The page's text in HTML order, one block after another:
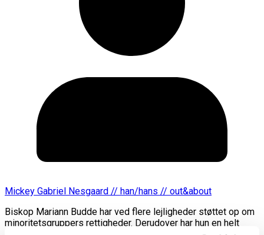
Mickey Gabriel Nesgaard // han/hans // out&about
Biskop Mariann Budde har ved flere lejligheder støttet op om
minoritetsgruppers rettigheder. Derudover har hun en helt